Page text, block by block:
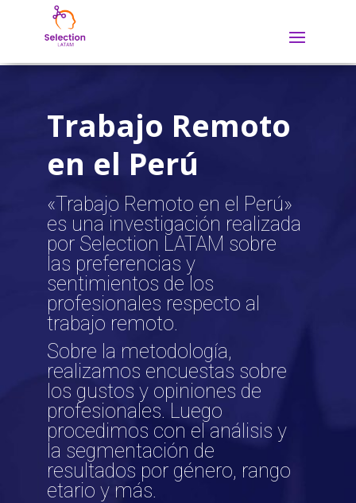
Trabajo Remoto
en el Perú
«Trabajo Remoto en el Perú»
es una investigación realizada
por Selection LATAM sobre
las preferencias y
sentimientos de los
profesionales respecto al
trabajo remoto.
Sobre la metodología,
realizamos encuestas sobre
los gustos y opiniones de
profesionales. Luego
procedimos con el análisis y
la segmentación de
resultados por género, rango
etario y más.